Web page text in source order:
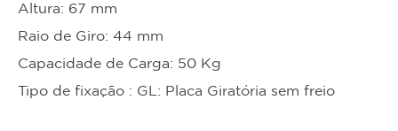
Altura: 67 mm
Raio de Giro: 44 mm
Capacidade de Carga: 50 Kg
Tipo de fixação : GL: Placa Giratória sem freio